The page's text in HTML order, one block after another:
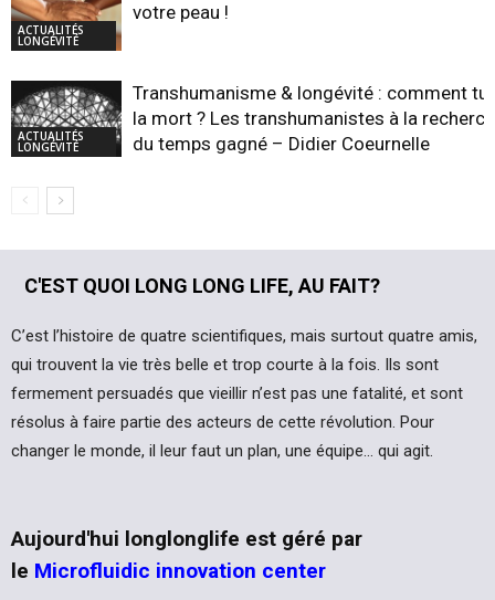
ACTUALITÉS
LONGÉVITÉ
votre peau !
ACTUALITÉS
LONGÉVITÉ
Transhumanisme & longévité : comment
la mort ? Les transhumanistes à la
du temps gagné – Didier Coeurnelle
C'EST QUOI LONG LONG LIFE, AU FAIT?
C’est l’histoire de quatre scientifiques, mais surtout quatre amis,
qui trouvent la vie très belle et trop courte à la fois. Ils sont
fermement persuadés que vieillir n’est pas une fatalité, et sont
résolus à faire partie des acteurs de cette révolution. Pour
changer le monde, il leur faut un plan, une équipe… qui agit.
Aujourd'hui longlonglife est géré par
le Microfluidic innovation center